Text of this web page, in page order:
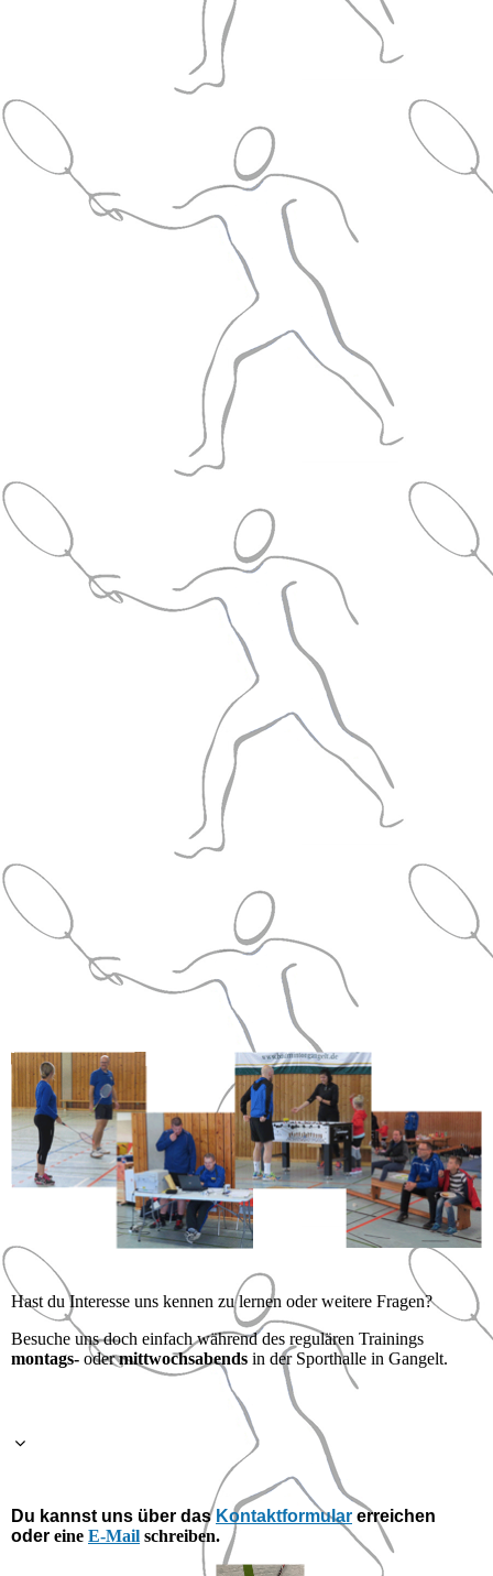
Hast du Interesse uns kennen zu lernen oder weitere Fragen?
Besuche uns doch einfach während des regulären Trainings
montags- odermittwochsabends in der Sporthalle in Gangelt.
Du kannst uns über das Kontaktformular erreichen
oder eine E-Mail schreiben.